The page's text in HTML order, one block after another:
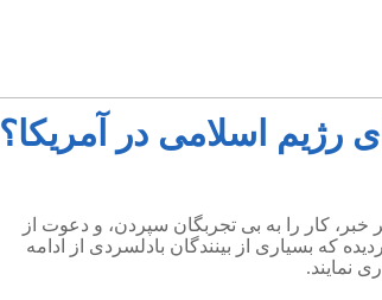
رژیم اسلامی در آمریکا؟
خبر، کار را به بی تجربگان سپردن، و دعوت از
که بسیاری از بینندگان بادلسردی از ادامه
نمایند.